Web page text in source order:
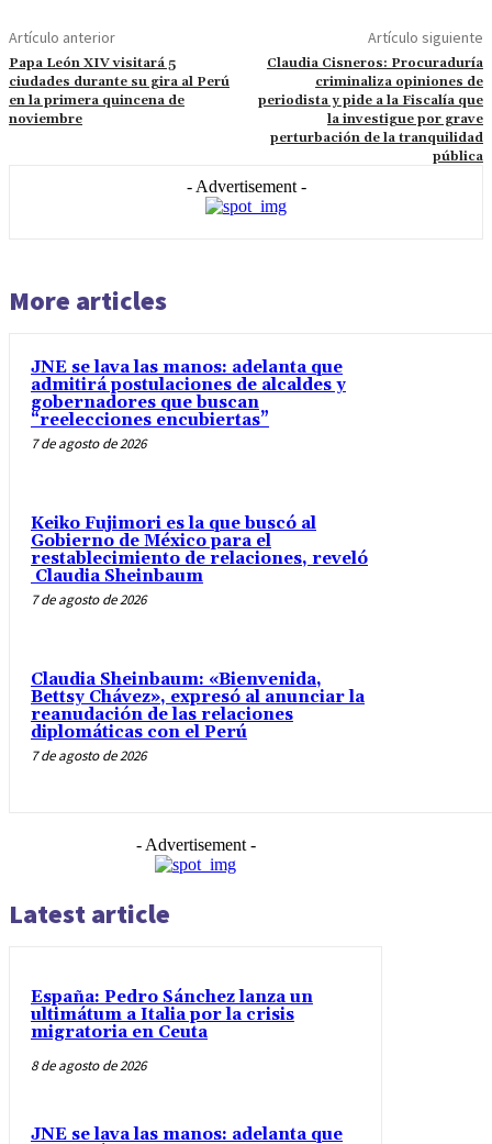
Artículo anterior
Papa León XIV visitará 5
ciudades durante su gira al Perú
en la primera quincena de
noviembre
Artículo siguiente
Claudia Cisneros: Procuraduría
criminaliza opiniones de
periodista y pide a la Fiscalía que
la investigue por grave
perturbación de la tranquilidad
pública
- Advertisement -
More articles
JNE se lava las manos: adelanta que
admitirá postulaciones de alcaldes y
gobernadores que buscan
“reelecciones encubiertas”
7 de agosto de 2026
Keiko Fujimori es la que buscó al
Gobierno de México para el
restablecimiento de relaciones, reveló
Claudia Sheinbaum
7 de agosto de 2026
Claudia Sheinbaum: «Bienvenida,
Bettsy Chávez», expresó al anunciar la
reanudación de las relaciones
diplomáticas con el Perú
7 de agosto de 2026
- Advertisement -
Latest article
España: Pedro Sánchez lanza un
ultimátum a Italia por la crisis
migratoria en Ceuta
8 de agosto de 2026
JNE se lava las manos: adelanta que